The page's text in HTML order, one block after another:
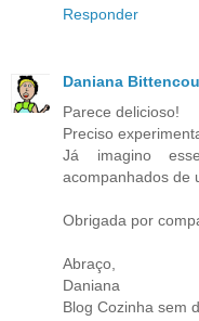
Responder
Daniana
Parece delicioso!
Preciso
Já imagino
acompanhados de
Obrigada por
Abraço,
Daniana
Blog Cozinha sem